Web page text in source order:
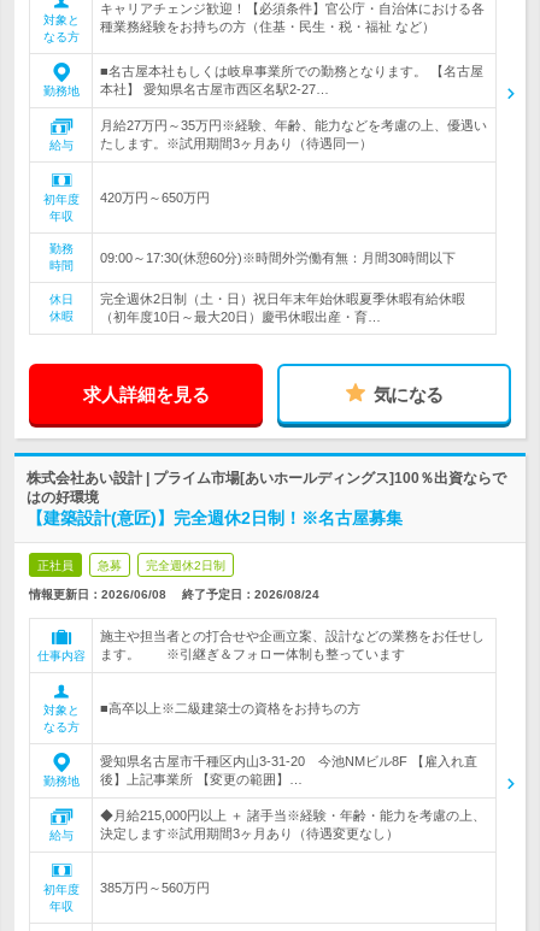
対象と
なる方
キャリアチェンジ歓迎！【必須条件】官公庁・自治体における各
種業務経験をお持ちの方（住基・民生・税・福祉 など）
勤務地
■名古屋本社もしくは岐阜事業所での勤務となります。 【名古屋
本社】 愛知県名古屋市西区名駅2-27…
給与
月給27万円～35万円※経験、年齢、能力などを考慮の上、優遇い
たします。※試用期間3ヶ月あり（待遇同一）
初年度
年収
420万円～650万円
勤務
時間
09:00～17:30(休憩60分)※時間外労働有無：月間30時間以下
休日
休暇
完全週休2日制（土・日）祝日年末年始休暇夏季休暇有給休暇
（初年度10日～最大20日）慶弔休暇出産・育…
求人詳細を見る 気になる
株式会社あい設計 | プライム市場[あいホールディングス]100％出資ならで
はの好環境
【建築設計(意匠)】完全週休2日制！※名古屋募集
正社員 急募 完全週休2日制
情報更新日：2026/06/08 終了予定日： 2026/08/24
仕事内容
施主や担当者との打合せや企画立案、設計などの業務をお任せし
ます。 ※引継ぎ＆フォロー体制も整っています
対象と
なる方
■高卒以上※二級建築士の資格をお持ちの方
勤務地
愛知県名古屋市千種区内山3-31-20 今池NMビル8F 【雇入れ直
後】上記事業所 【変更の範囲】…
給与
◆月給215,000円以上 ＋ 諸手当※経験・年齢・能力を考慮の上、
決定します※試用期間3ヶ月あり（待遇変更なし）
初年度
年収
385万円～560万円